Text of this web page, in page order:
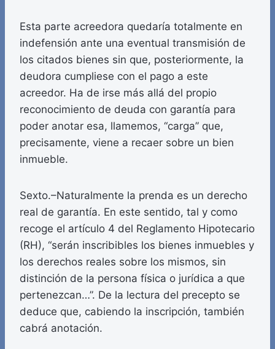
Esta parte acreedora quedaría totalmente en
indefensión ante una eventual transmisión de
los citados bienes sin que, posteriormente, la
deudora cumpliese con el pago a este
acreedor. Ha de irse más allá del propio
reconocimiento de deuda con garantía para
poder anotar esa, llamemos, “carga” que,
precisamente, viene a recaer sobre un bien
inmueble.
Sexto.–Naturalmente la prenda es un derecho
real de garantía. En este sentido, tal y como
recoge el artículo 4 del Reglamento Hipotecario
(RH), “serán inscribibles los bienes inmuebles y
los derechos reales sobre los mismos, sin
distinción de la persona física o jurídica a que
pertenezcan…”. De la lectura del precepto se
deduce que, cabiendo la inscripción, también
cabrá anotación.